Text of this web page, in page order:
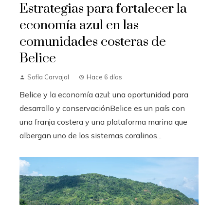
Estrategias para fortalecer la
economía azul en las
comunidades costeras de
Belice
Sofía Carvajal Hace 6 días
Belice y la economía azul: una oportunidad para
desarrollo y conservaciónBelice es un país con
una franja costera y una plataforma marina que
albergan uno de los sistemas coralinos...